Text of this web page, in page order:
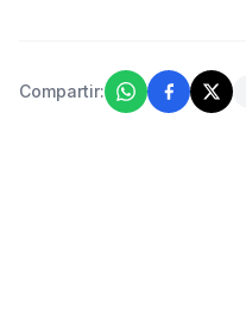
Compartir: